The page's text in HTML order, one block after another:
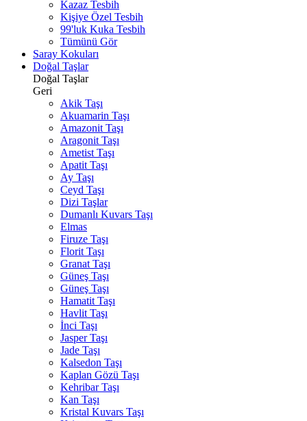
Kazaz Tesbih
Kişiye Özel Tesbih
99'luk Kuka Tesbih
Tümünü Gör
Saray Kokuları
Doğal Taşlar
Doğal Taşlar
Geri
Akik Taşı
Akuamarin Taşı
Amazonit Taşı
Aragonit Taşı
Ametist Taşı
Apatit Taşı
Ay Taşı
Ceyd Taşı
Dizi Taşlar
Dumanlı Kuvars Taşı
Elmas
Firuze Taşı
Florit Taşı
Granat Taşı
Güneş Taşı
Güneş Taşı
Hamatit Taşı
Havlit Taşı
İnci Taşı
Jasper Taşı
Jade Taşı
Kalsedon Taşı
Kaplan Gözü Taşı
Kehribar Taşı
Kan Taşı
Kristal Kuvars Taşı